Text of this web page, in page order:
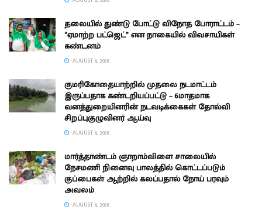
தலையில் துண்டு போட்டு விநோத போராட்டம் –
“ஏமாற்ற பட்ஜெட்” என நாகையில் விவசாயிகள்
கண்டனம்
AUGUST 6, 2026
குமரிகோதையாற்றில் முதலை நடமாட்டம்
இருப்பதாக கண்டறியப்பட்டு – 6மாதமாக
வனத்துறையினரின் நடவடிக்கைகள் தோல்வி
சிறப்புகுழுவினர் ஆய்வு
AUGUST 6, 2026
மார்த்தாண்டம் ஞாறாம்விளை சாலையில்
நேசமணி நினைவு பாலத்தில் கொட்டப்படும்
குப்பைகள் ஆற்றில் கலப்பதால் நோய் பரவும்
அவலம்
AUGUST 6, 2026